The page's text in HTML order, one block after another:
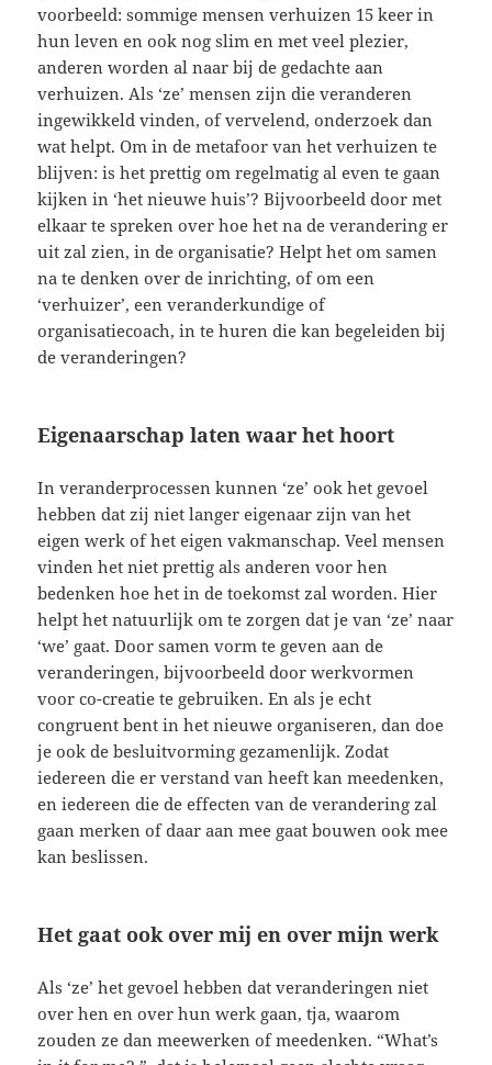
voorbeeld: sommige mensen verhuizen 15 keer in
hun leven en ook nog slim en met veel plezier,
anderen worden al naar bij de gedachte aan
verhuizen. Als ‘ze’ mensen zijn die veranderen
ingewikkeld vinden, of vervelend, onderzoek dan
wat helpt. Om in de metafoor van het verhuizen te
blijven: is het prettig om regelmatig al even te gaan
kijken in ‘het nieuwe huis’? Bijvoorbeeld door met
elkaar te spreken over hoe het na de verandering er
uit zal zien, in de organisatie? Helpt het om samen
na te denken over de inrichting, of om een
‘verhuizer’, een veranderkundige of
organisatiecoach, in te huren die kan begeleiden bij
de veranderingen?
Eigenaarschap laten waar het hoort
In veranderprocessen kunnen ‘ze’ ook het gevoel
hebben dat zij niet langer eigenaar zijn van het
eigen werk of het eigen vakmanschap. Veel mensen
vinden het niet prettig als anderen voor hen
bedenken hoe het in de toekomst zal worden. Hier
helpt het natuurlijk om te zorgen dat je van ‘ze’ naar
‘we’ gaat. Door samen vorm te geven aan de
veranderingen, bijvoorbeeld door werkvormen
voor co-creatie te gebruiken. En als je echt
congruent bent in het nieuwe organiseren, dan doe
je ook de besluitvorming gezamenlijk. Zodat
iedereen die er verstand van heeft kan meedenken,
en iedereen die de effecten van de verandering zal
gaan merken of daar aan mee gaat bouwen ook mee
kan beslissen.
Het gaat ook over mij en over mijn werk
Als ‘ze’ het gevoel hebben dat veranderingen niet
over hen en over hun werk gaan, tja, waarom
zouden ze dan meewerken of meedenken. “What’s